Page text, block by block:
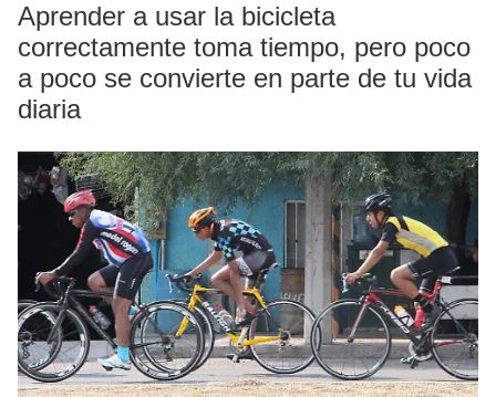
Aprender a usar la bicicleta
correctamente toma tiempo, pero poco
a poco se convierte en parte de tu vida
diaria